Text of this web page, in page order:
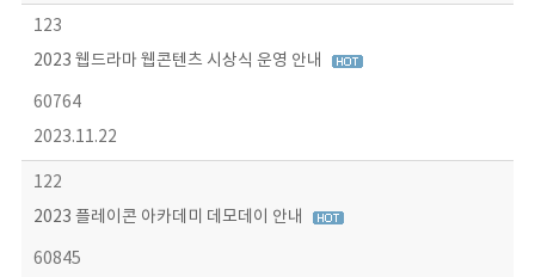
123
2023 웹드라마 웹콘텐츠 시상식 운영 안내
60764
2023.11.22
122
2023 플레이콘 아카데미 데모데이 안내
60845